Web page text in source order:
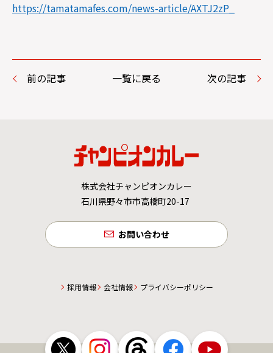
https://tamatamafes.com/news-article/AXTJ2zP_
前の記事 一覧に戻る 次の記事
株式会社チャンピオンカレー
石川県野々市市高橋町20-17
お問い合わせ
採用情報 会社情報 プライバシーポリシー